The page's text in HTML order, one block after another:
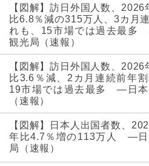
【図解】訪日外国人数、2026
比6.8％減の315万人、3カ月
れも、15市場では過去最
観光局（速報）
【図解】訪日外国人数、2026
比3.6％減、2カ月連続前年
19市場では過去最多 ―日本
（速報）
【図解】日本人出国者数、
年比4.7％増の113万人 ―日
局（速報）